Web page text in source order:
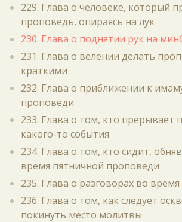
229. Глава о человеке, который
проповедь, опираясь на лук
230. Глава о поднятии рук на
231. Глава о велении делать
краткими
232. Глава о приближении к
проповеди
233. Глава о том, кто прерывает
какого-то события
234. Глава о том, кто сидит,
время пятничной проповеди
235. Глава о разговорах во
236. Глава о том, как следует
покинуть место молитвы